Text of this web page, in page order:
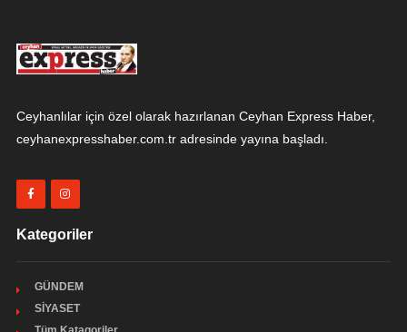
Ceyhanlılar için özel olarak hazırlanan Ceyhan Express Haber,
ceyhanexpresshaber.com.tr adresinde yayına başladı.
Kategoriler
GÜNDEM
SİYASET